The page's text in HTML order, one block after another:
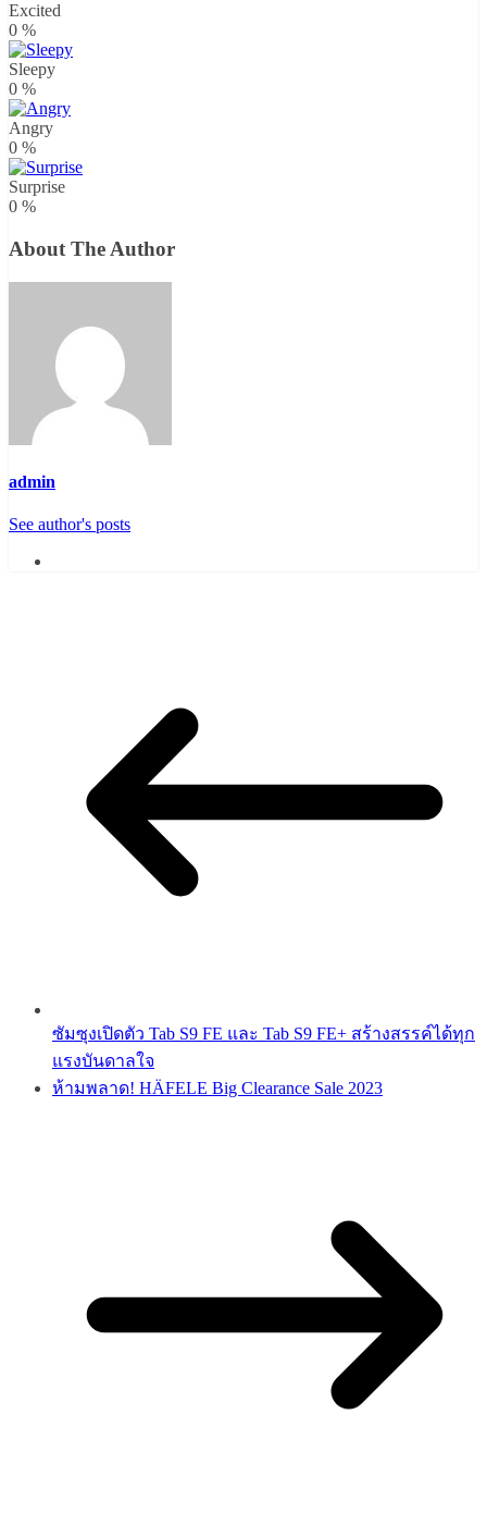
Excited
0 %
Sleepy
0 %
Angry
0 %
Surprise
0 %
About The Author
admin
See author's posts
ซัมซุงเปิดตัว Tab S9 FE และ Tab S9 FE+ สร้างสรรค์ได้ทุก
แรงบันดาลใจ
ห้ามพลาด! HÄFELE Big Clearance Sale 2023